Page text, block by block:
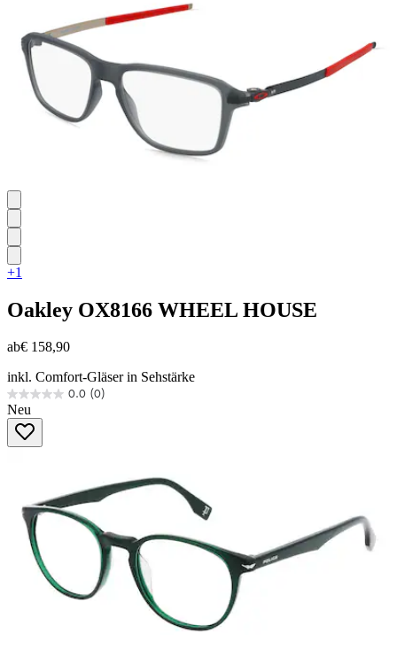
+1
Oakley OX8166 WHEEL HOUSE
ab€ 158,90
inkl. Comfort-Gläser in Sehstärke
0.0 (0)
0.0
von
Sternen.
Neu